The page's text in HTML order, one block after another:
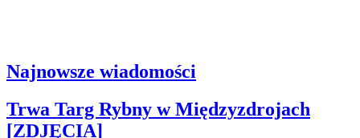
Najnowsze wiadomości
Trwa Targ Rybny w Międzyzdrojach
[ZDJĘCIA]